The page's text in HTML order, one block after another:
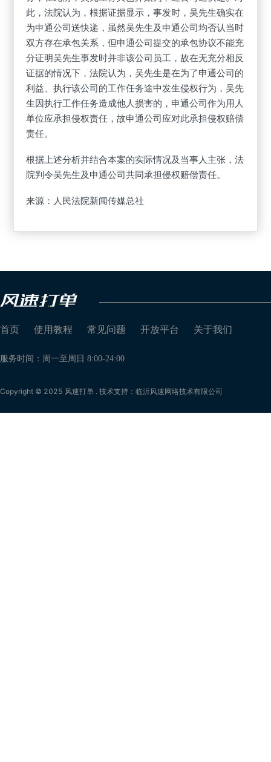
此，法院认为，根据证据显示，事发时，吴先生确实在
为申通公司送快递，虽然吴先生及申通公司均否认当时
双方存在承包关系，但申通公司提交的承包协议不能充
分证明吴先生事发时并非该公司员工，故在无充分相反
证据的情况下，法院认为，吴先生是在为了申通公司的
利益、执行该公司的工作任务途中发生侵权行为，吴先
生因执行工作任务造成他人损害的，申通公司作为用人
单位应承担侵权责任，故申通公司应对此承担侵权赔偿
责任。
根据上述分析并结合本案的实际情况及当事人主张，法
院判令吴先生及申通公司共同承担侵权赔偿责任。
来源：人民法院新闻传媒总社
首页 使用教程 常见问题 开放平台 关于我们
服务时间：周一至周日 8:00-24:00
Copyright © 2025 风速打单 . 技术支持：临沂风速网络技术有限公司